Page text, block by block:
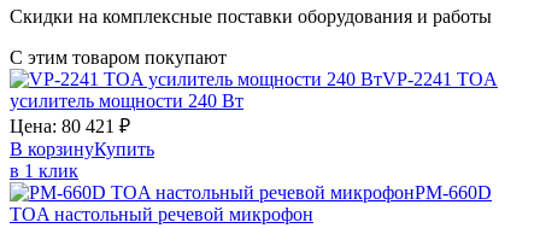
Скидки на комплексные поставки оборудования и работы
С этим товаром покупают
VP-2241 TOA
усилитель мощности 240 Вт
Цена: 80 421 ₽
В корзинуКупить
в 1 клик
PM-660D
TOAнастольный речевой микрофон